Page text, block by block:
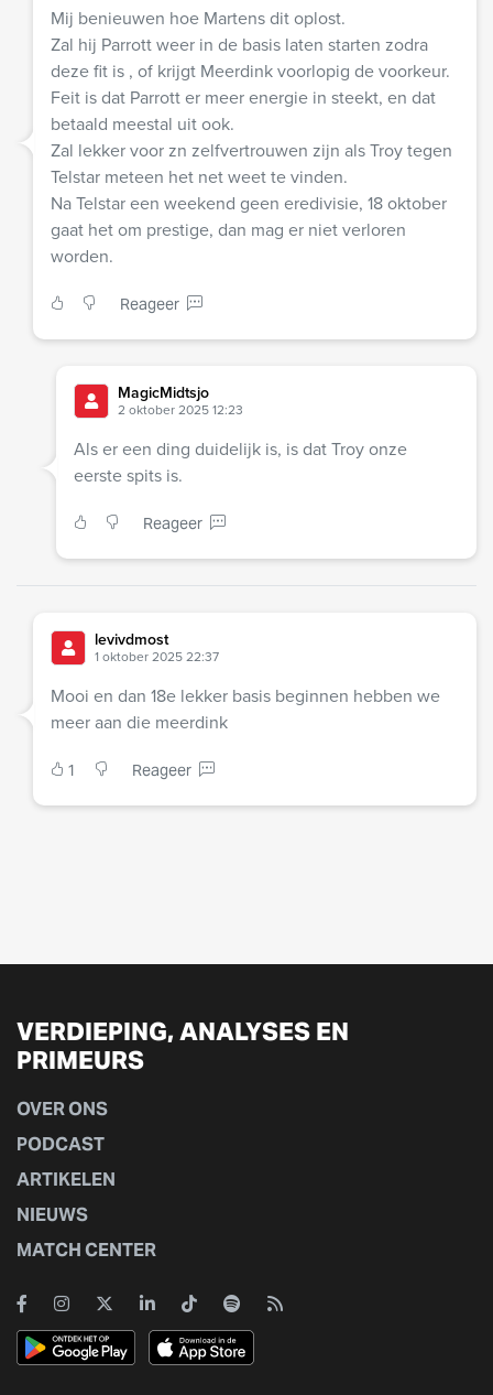
Mij benieuwen hoe Martens dit oplost.
Zal hij Parrott weer in de basis laten starten zodra
deze fit is , of krijgt Meerdink voorlopig de voorkeur.
Feit is dat Parrott er meer energie in steekt, en dat
betaald meestal uit ook.
Zal lekker voor zn zelfvertrouwen zijn als Troy tegen
Telstar meteen het net weet te vinden.
Na Telstar een weekend geen eredivisie, 18 oktober
gaat het om prestige, dan mag er niet verloren
worden.
Reageer
MagicMidtsjo
2 oktober 2025 12:23
Als er een ding duidelijk is, is dat Troy onze
eerste spits is.
Reageer
levivdmost
1 oktober 2025 22:37
Mooi en dan 18e lekker basis beginnen hebben we
meer aan die meerdink
1 Reageer
VERDIEPING, ANALYSES EN
PRIMEURS
OVER ONS
PODCAST
ARTIKELEN
NIEUWS
MATCH CENTER